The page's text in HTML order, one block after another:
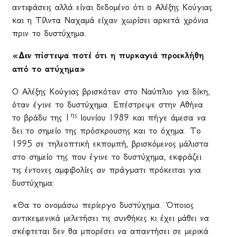
αντιφάσεις αλλά είναι δεδομένο ότι ο Αλέξης Κούγιας
και η Τίλντα Ναχαμά είχαν χωρίσει αρκετά χρόνια
πριν το δυστύχημα.
«Δεν πίστεψα ποτέ ότι η πυρκαγιά προεκλήθη
από το ατύχημα»
Ο Αλέξης Κούγιας βρισκόταν στο Ναύπλιο για δίκη,
όταν έγινε το δυστύχημα. Επέστρεψε στην Αθήνα
το βράδυ της 1 ης Ιουνίου 1989 και πήγε άμεσα να
δει το σημείο της πρόσκρουσης και το όχημα. Το
1995 σε τηλεοπτική εκπομπή, βρισκόμενος μάλιστα
στο σημείο της που έγινε το δυστύχημα, εκφράζει
τις έντονες αμφιβολίες αν πράγματι πρόκειται για
δυστύχημα:
«Θα το ονομάσω περίεργο δυστύχημα. Όποιος
αντικειμενικά μελετήσει τις συνθήκες κι έχει μάθει να
σκέφτεται δεν θα μπορέσει να απαντήσει σε μερικά